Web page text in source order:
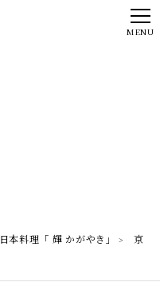
MENU
日本料理「 輝 かがやき」 >
京